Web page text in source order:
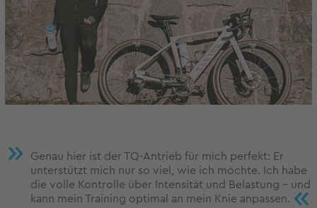
Genau hier ist der TQ-Antrieb für mich perfekt: Er
unterstützt mich nur so viel, wie ich möchte. Ich habe
die volle Kontrolle über Intensität und Belastung – und
kann mein Training optimal an mein Knie anpassen. «